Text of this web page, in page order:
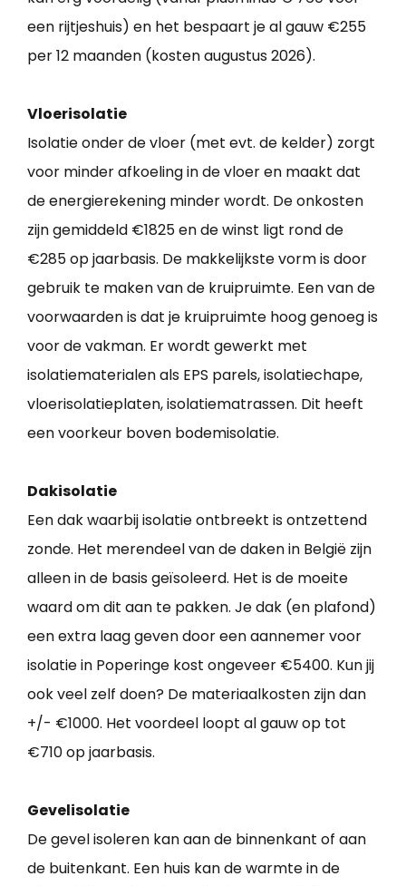
een rijtjeshuis) en het bespaart je al gauw €255
per 12 maanden (kosten augustus 2026).
Vloerisolatie
Isolatie onder de vloer (met evt. de kelder) zorgt
voor minder afkoeling in de vloer en maakt dat
de energierekening minder wordt. De onkosten
zijn gemiddeld €1825 en de winst ligt rond de
€285 op jaarbasis. De makkelijkste vorm is door
gebruik te maken van de kruipruimte. Een van de
voorwaarden is dat je kruipruimte hoog genoeg is
voor de vakman. Er wordt gewerkt met
isolatiematerialen als EPS parels, isolatiechape,
vloerisolatieplaten, isolatiematrassen. Dit heeft
een voorkeur boven bodemisolatie.
Dakisolatie
Een dak waarbij isolatie ontbreekt is ontzettend
zonde. Het merendeel van de daken in België zijn
alleen in de basis geïsoleerd. Het is de moeite
waard om dit aan te pakken. Je dak (en plafond)
een extra laag geven door een aannemer voor
isolatie in Poperinge kost ongeveer €5400. Kun jij
ook veel zelf doen? De materiaalkosten zijn dan
+/- €1000. Het voordeel loopt al gauw op tot
€710 op jaarbasis.
Gevelisolatie
De gevel isoleren kan aan de binnenkant of aan
de buitenkant. Een huis kan de warmte in de